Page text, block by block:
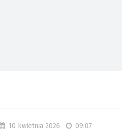
10 kwietnia 2026 09:07